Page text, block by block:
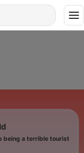
being a terrible tourist